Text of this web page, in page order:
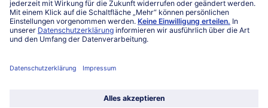
Land / Sprache wählen